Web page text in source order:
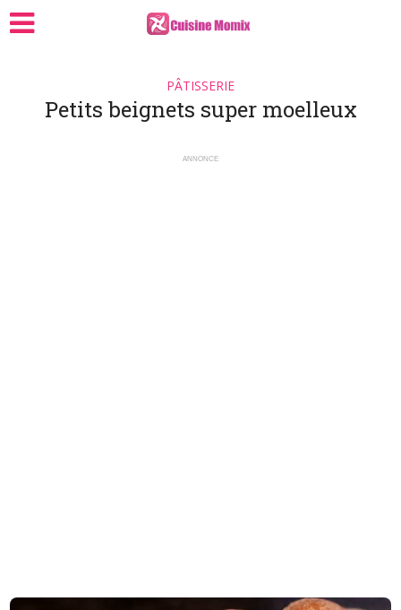
PÂTISSERIE
Petits beignets super moelleux
ANNONCE